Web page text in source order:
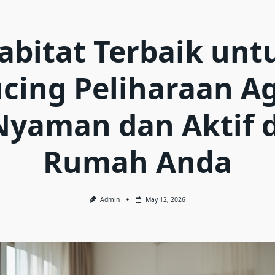
Terbaik
Peliharaan
dan Aktif
Rumah Anda
Admin May 12, 2026